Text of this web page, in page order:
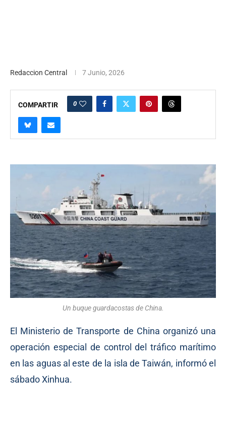
Redaccion Central 7 Junio, 2026
COMPARTIR 0
Un buque guardacostas de China.
El Ministerio de Transporte de China organizó una
operación especial de control del tráfico marítimo
en las aguas al este de la isla de Taiwán, informó el
sábado Xinhua.